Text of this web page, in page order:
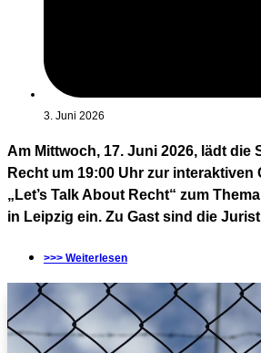
3. Juni 2026
Am Mittwoch, 17. Juni 2026, lädt die
Recht um 19:00 Uhr zur interaktiven
„Let’s Talk About Recht“ zum
in Leipzig ein. Zu Gast sind die
>>> Weiterlesen